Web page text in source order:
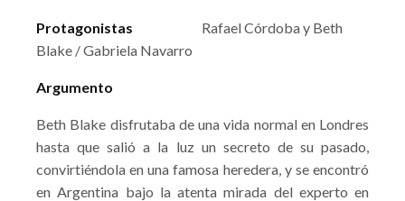
Protagonistas
Rafael Córdoba y Beth
Blake / Gabriela Navarro
Argumento
Beth Blake disfrutaba de una vida normal en Londres
hasta que salió a la luz un secreto de su pasado,
convirtiéndola en una famosa heredera, y se encontró
en Argentina bajo la atenta mirada del experto en